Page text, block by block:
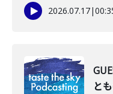
2026.07.17|
と